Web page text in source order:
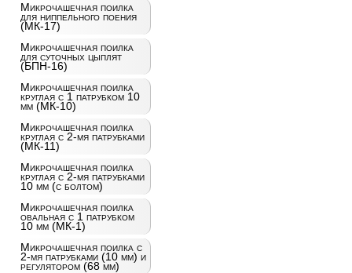
Микрочашечная поилка
для ниппельного поения
(МК-17)
Микрочашечная поилка
для суточных цыплят
(БПН-16)
Микрочашечная поилка
круглая с 1 патрубком 10
мм (МК-10)
Микрочашечная поилка
круглая с 2-мя патрубками
(МК-11)
Микрочашечная поилка
круглая с 2-мя патрубками
10 мм (с болтом)
Микрочашечная поилка
овальная с 1 патрубком
10 мм (МК-1)
Микрочашечная поилка с
2-мя патрубками (10 мм) и
регулятором (68 мм)